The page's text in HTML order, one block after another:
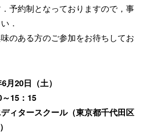
予約制となっておりますので，事
．
のある方のご参加をお待ちしてお
20日（土）
15：15
タースクール（東京都千代田区